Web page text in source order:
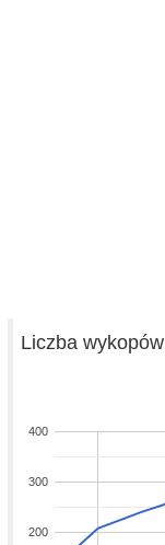
Liczba wykopów
200
300
400